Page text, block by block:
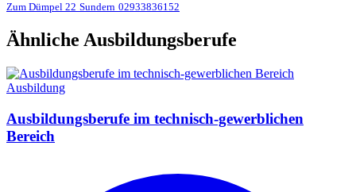
Zum Dümpel 22 Sundern 02933836152
Ähnliche Ausbildungsberufe
Ausbildung
Ausbildungsberufe im technisch-gewerblichen
Bereich